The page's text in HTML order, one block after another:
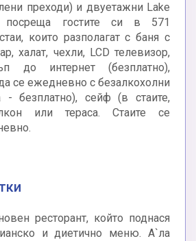
преходи) и двуетажни Lake
посреща гостите си в 571
които разполагат с баня с
халат, чехли, LCD телевизор,
до интернет (безплатно),
се ежедневно с безалкохолни
- безплатно), сейф (в стаите,
или тераса. Стаите се
ресторант, който поднася
и диетично меню. А`ла